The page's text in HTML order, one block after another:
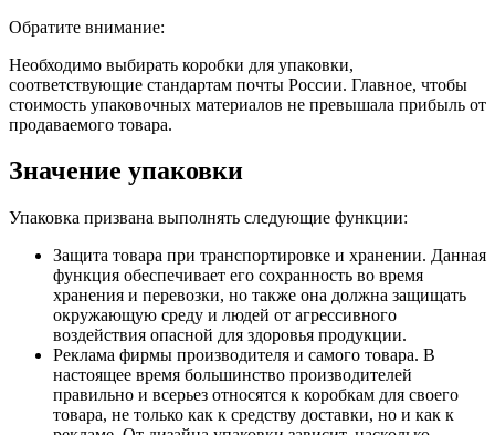
Обратите внимание:
Необходимо выбирать коробки для упаковки,
соответствующие стандартам почты России. Главное, чтобы
стоимость упаковочных материалов не превышала прибыль от
продаваемого товара.
Значение упаковки
Упаковка призвана выполнять следующие функции:
Защита товара при транспортировке и хранении. Данная
функция обеспечивает его сохранность во время
хранения и перевозки, но также она должна защищать
окружающую среду и людей от агрессивного
воздействия опасной для здоровья продукции.
Реклама фирмы производителя и самого товара. В
настоящее время большинство производителей
правильно и всерьез относятся к коробкам для своего
товара, не только как к средству доставки, но и как к